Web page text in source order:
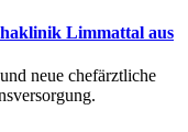
Limmattal aus
neue chefärztliche